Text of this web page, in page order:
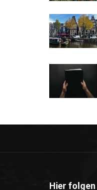
Hier folgen